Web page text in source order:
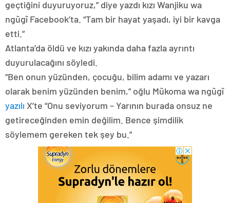
geçtiğini duyuruyoruz,” diye yazdı kızı Wanjiku wa
ngũgĩ Facebook’ta. “Tam bir hayat yaşadı, iyi bir kavga
etti.”
Atlanta’da öldü ve kızı yakında daha fazla ayrıntı
duyurulacağını söyledi.
“Ben onun yüzünden, çocuğu, bilim adamı ve yazarı
olarak benim yüzünden benim,” oğlu Mũkoma wa ngũgĩ
yazılı X’te “Onu seviyorum – Yarının burada onsuz ne
getireceğinden emin değilim. Bence şimdilik
söylemem gereken tek şey bu.”